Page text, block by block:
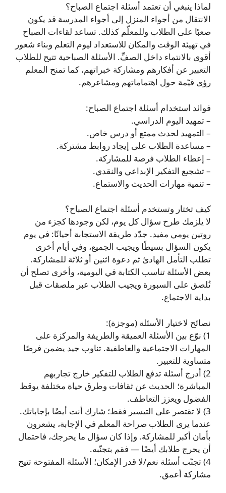
لماذا ينبغي أن تعتمد أسئلة اجتماع الصباح؟
الانتقال من أجواء المنزل إلى أجواء المدرسة قد يكون
صعبًا على الطلاب وللمعلّم كذلك. تساعد لقاءات الصباح
في تهيئة الوقت والمكان للاستعداد ليوم التعلم وبناء شعور
أقوى بالانتماء داخل الصفِّ. الأسئلة الصباحية تتيح للطلاب
التعبير عن أفكارهم ومشاركة خبراتهم، كما تمنح المعلم
رؤى قيّمة حول اهتماماتهم ومشاعرهم.
فوائد استخدام أسئلة اجتماع الصباح:
– تمهيد اليوم الدراسي.
– التمهيد لحدث ممتع أو درس خاص.
– مساعدة الطلاب على إيجاد روابط مشتركة.
– إعطاء الطلاب فرصة للمشاركة.
– تشجيع التفكير الإبداعي والنقدي.
– تنمية مهارات الحديث والاستماع.
كيف تختار وتستخدم أسئلة اجتماع الصباح؟
لا يلزمك طرح سؤال كل يوم، لكن وجودها كجزء من
روتين يومي مفيد. جدّد طريقة الاستجابة أحيانًا: في يوم
يكون السؤال بسيطًا ويجيب الجميع، وفي أيام أخرى
تطلب التأمل الهادئ ثم دعوة اثنين أو ثلاثة للمشاركة.
بعض الأسئلة تناسب الكتابة في اليومية، وأخرى تصلح أن
تُلصق على السبورة ويجيب الطلاب عبر ملصقات قبل
بداية الاجتماع.
نصائح لاختيار الأسئلة (موجزة):
1) نوّع بين الأسئلة العميقة والطريفة والمركزة على
المهارات الاجتماعية والعاطفية. تناوب جيد يضمن فرصًا
متساوية للتعبير.
2) أدرج أسئلة تدفع الطلاب للتفكير خارج تجاربهم
المباشرة؛ الحديث عن ثقافات وطرق حياة مختلفة يوقظ
الفضول ويعزز التعاطف.
3) لا تقتصر على التيسير فقط؛ شارك أنت أيضًا بإجاباتك.
عندما يرى الطلاب صراحة المعلم في الإجابة، يشعرون
بأمان أكبر للمشاركة. وإذا كان سؤال ما يحرجك، فاحتمال
أن يحرج طلابك أيضًا — فقم بتجنّبه.
4) تجنّب أسئلة نعم/لا قدر الإمكان؛ الأسئلة المفتوحة تتيح
مشاركة أعمق.